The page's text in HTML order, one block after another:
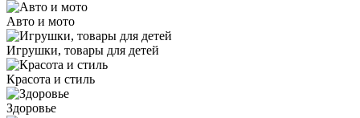
Авто и мото
Игрушки, товары для детей
Красота и стиль
Здоровье